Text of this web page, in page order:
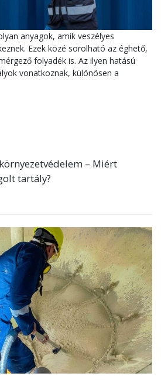
anyagok, amik veszélyes
Ezek közé sorolható az éghető,
folyadék is. Az ilyen hatású
vonatkoznak, különösen a
– Miért
tartály?